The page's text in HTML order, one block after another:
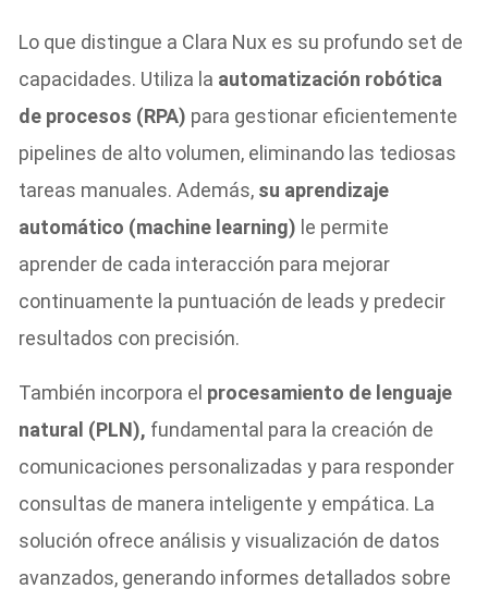
Lo que distingue a Clara Nux es su profundo set de
capacidades. Utiliza la automatización robótica
de procesos (RPA) para gestionar eficientemente
pipelines de alto volumen, eliminando las tediosas
tareas manuales. Además, su aprendizaje
automático (machine learning) le permite
aprender de cada interacción para mejorar
continuamente la puntuación de leads y predecir
resultados con precisión.
También incorpora el procesamiento de lenguaje
natural (PLN), fundamental para la creación de
comunicaciones personalizadas y para responder
consultas de manera inteligente y empática. La
solución ofrece análisis y visualización de datos
avanzados, generando informes detallados sobre